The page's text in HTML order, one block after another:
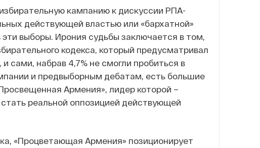
кампанию к дискуссии РПА-
действующей властью или «бархатной»
выборы. Ирония судьбы заключается в том,
кодекса, который предусматривал
сами, набрав 4,7% не смогли пробиться в
и предвыборным дебатам, есть большие
Армения», лидер которой –
реальной оппозицией действующей
«Процветающая Армения» позиционирует